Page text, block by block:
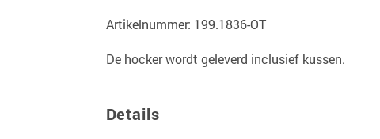
Artikelnummer: 199.1836-OT
De hocker wordt geleverd inclusief kussen.
Details